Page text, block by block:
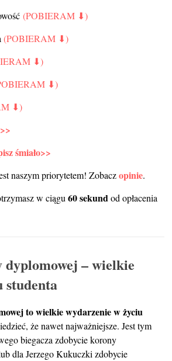
(POBIERAM ⬇)
(POBIERAM ⬇)
⬇)
⬇)
⬇)
śmiało>>
naszym priorytetem! Zobaczopinie.
w ciągu60 sekundod opłacenia
– wielkie
studenta
to wielkie wydarzenie w życiu
że nawet najważniejsze. Jest tym
biegacza zdobycie korony
dla Jerzego Kukuczki zdobycie